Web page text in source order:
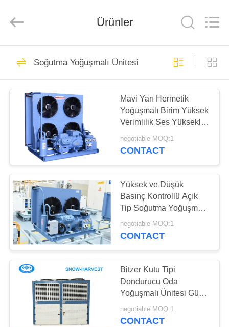
ÜRÜN:%
HAKKIMIZDA
FABRIKA
TURU
KALITE
KONTROL
BIZE
ULAŞIN
HABERLER
Reserved.
Soğutma
Kompresörü Ünitesi
Soğutma Yoğuşmalı
Ünitesi
19
Endüstriyel
Soğutma Ünitesi
Ürünler
Soğutma Yoğuşmalı Ünitesi
Mavi Yarı Hermetik
Yoğuşmalı Birim Yüksek
Verimlilik Ses Yüksekliği
ve Kararlılığı
negotiable MOQ:1
CONTACT
Yüksek ve Düşük
Basınç Kontrollü Açık
Tip Soğutma Yoğuşmalı
Ünitesi
negotiable MOQ:1
CONTACT
Bitzer Kutu Tipi
Dondurucu Oda
Yoğuşmalı Ünitesi Güçlü
Galvanizli Çelik
Muhafaza
negotiable MOQ:1
CONTACT